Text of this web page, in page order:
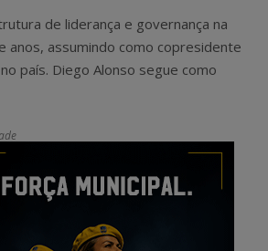
de liderança e governança na
anos, assumindo como copresidente
país. Diego Alonso segue como